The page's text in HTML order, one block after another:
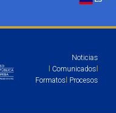
Noticias
Comunicados
Formatos Procesos